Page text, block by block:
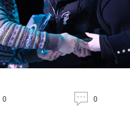
0  0